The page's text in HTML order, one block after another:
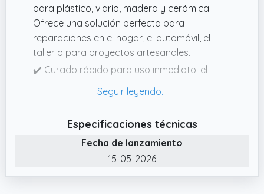
para plástico, vidrio, madera y cerámica.
Ofrece una solución perfecta para
reparaciones en el hogar, el automóvil, el
taller o para proyectos artesanales.
✔️ Curado rápido para uso inmediato: el
proporciona una fijación instantánea de las
endurecimiento en cuestión de segundos, te
ahorra un valioso tiempo.
✔️ Aplicación precisa sin gotas: con la punta
dosificadora fina, el adhesivo para metal se
Especificaciones técnicas
Fecha de lanzamiento
15-05-2026